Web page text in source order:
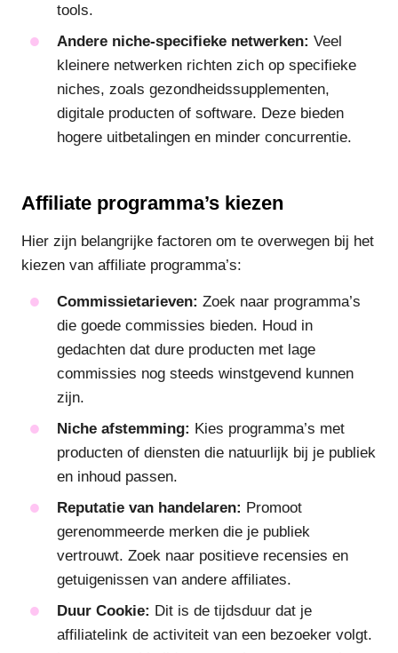
tools.
Andere niche-specifieke netwerken: Veel
kleinere netwerken richten zich op specifieke
niches, zoals gezondheidssupplementen,
digitale producten of software. Deze bieden
hogere uitbetalingen en minder concurrentie.
Affiliate programma’s kiezen
Hier zijn belangrijke factoren om te overwegen bij het
kiezen van affiliate programma’s:
Commissietarieven: Zoek naar programma’s
die goede commissies bieden. Houd in
gedachten dat dure producten met lage
commissies nog steeds winstgevend kunnen
zijn.
Niche afstemming: Kies programma’s met
producten of diensten die natuurlijk bij je publiek
en inhoud passen.
Reputatie van handelaren: Promoot
gerenommeerde merken die je publiek
vertrouwt. Zoek naar positieve recensies en
getuigenissen van andere affiliates.
Duur Cookie: Dit is de tijdsduur dat je
affiliatelink de activiteit van een bezoeker volgt.